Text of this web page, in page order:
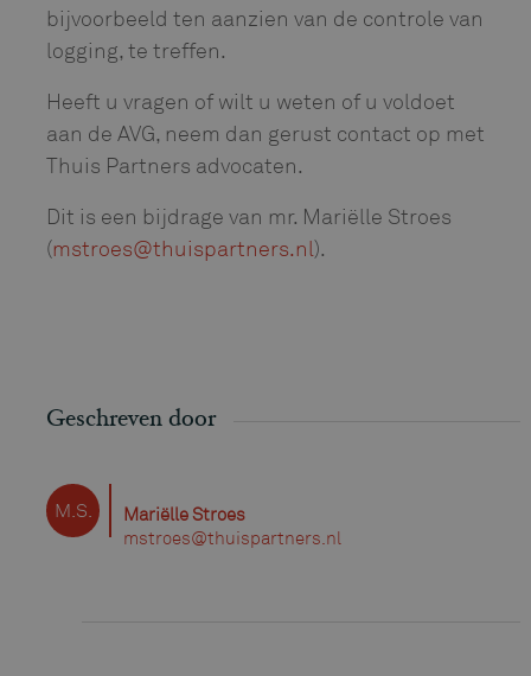
bijvoorbeeld ten aanzien van de controle van
logging, te treffen.
Heeft u vragen of wilt u weten of u voldoet
aan de AVG, neem dan gerust contact op met
Thuis Partners advocaten.
Dit is een bijdrage van mr. Mariëlle Stroes
(mstroes@thuispartners.nl).
Geschreven door
M.S.
Mariëlle Stroes
mstroes@thuispartners.nl